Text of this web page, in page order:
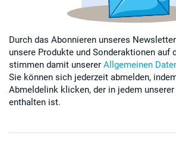
Durch das Abonnieren unseres
unsere Produkte und Sonderaktionen auf
stimmen damit unserer Allgemeinen
Sie können sich jederzeit abmelden,
Abmeldelink klicken, der in jedem
enthalten ist.